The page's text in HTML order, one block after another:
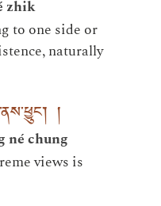
zhik
to one side or
naturally
།
né chung
views is